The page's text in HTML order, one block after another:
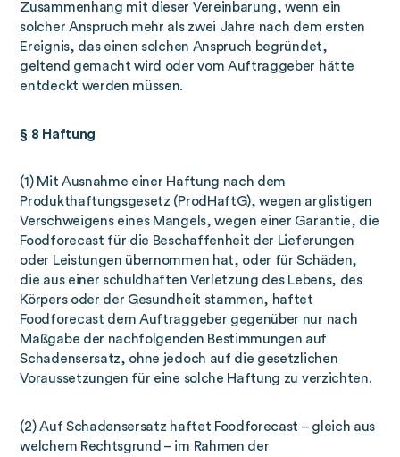
Zusammenhang mit dieser Vereinbarung, wenn ein
solcher Anspruch mehr als zwei Jahre nach dem ersten
Ereignis, das einen solchen Anspruch begründet,
geltend gemacht wird oder vom Auftraggeber hätte
entdeckt werden müssen.
§ 8 Haftung
(1) Mit Ausnahme einer Haftung nach dem
Produkthaftungsgesetz (ProdHaftG), wegen arglistigen
Verschweigens eines Mangels, wegen einer Garantie, die
Foodforecast für die Beschaffenheit der Lieferungen
oder Leistungen übernommen hat, oder für Schäden,
die aus einer schuldhaften Verletzung des Lebens, des
Körpers oder der Gesundheit stammen, haftet
Foodforecast dem Auftraggeber gegenüber nur nach
Maßgabe der nachfolgenden Bestimmungen auf
Schadensersatz, ohne jedoch auf die gesetzlichen
Voraussetzungen für eine solche Haftung zu verzichten.
(2) Auf Schadensersatz haftet Foodforecast – gleich aus
welchem Rechtsgrund – im Rahmen der